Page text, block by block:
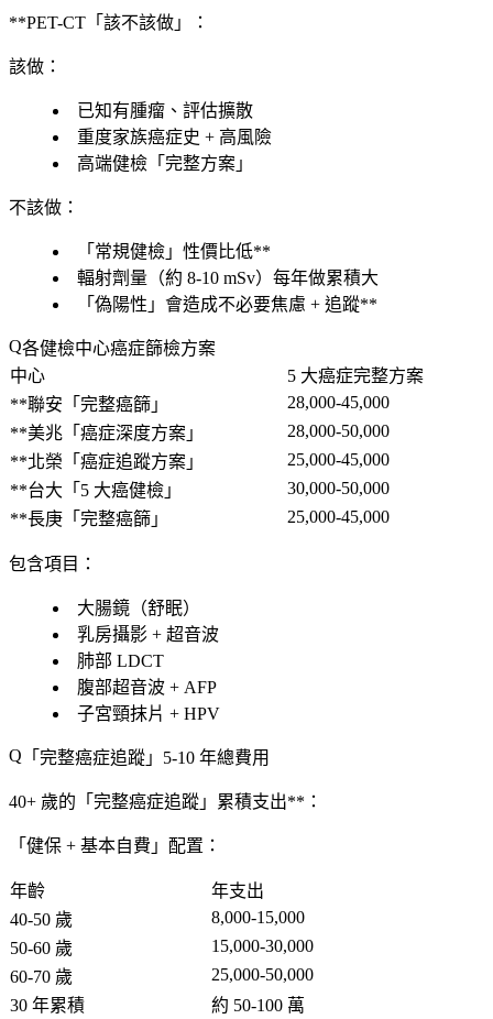
**PET-CT「該不該做」：
該做 ：
已知有腫瘤、評估擴散
重度家族癌症史 + 高風險
高端健檢「 完整方案 」
不該做 ：
「常規健檢」性價比低**
輻射劑量 （約 8-10 mSv）每年做累積大
「偽陽性」會造成不必要焦慮 + 追蹤**
各健檢中心癌症篩檢方案
中心
5 大癌症完整方案
**聯安「完整癌篩」
28,000-45,000
**美兆「癌症深度方案」
28,000-50,000
**北榮「癌症追蹤方案」
25,000-45,000
**台大「5 大癌健檢」
30,000-50,000
**長庚「完整癌篩」
25,000-45,000
包含項目 ：
大腸鏡（舒眠）
乳房攝影 + 超音波
肺部 LDCT
腹部超音波 + AFP
子宮頸抹片 + HPV
「完整癌症追蹤」5-10 年總費用
40+ 歲的「完整癌症追蹤」累積支出**：
「健保 + 基本自費」配置：
年齡
年支出
40-50 歲
8,000-15,000
50-60 歲
15,000-30,000
60-70 歲
25,000-50,000
30 年累積
約 50-100 萬